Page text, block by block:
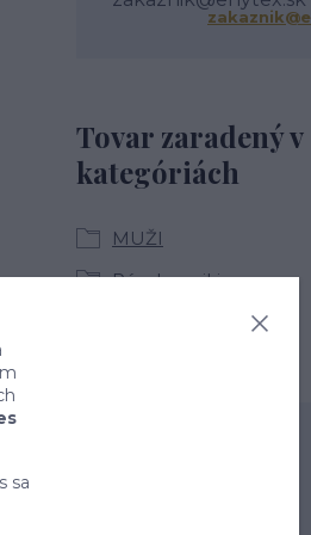
Tovar zaradený v
kategóriách
MUŽI
Pánske mikiny
sa